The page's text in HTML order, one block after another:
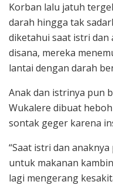
Korban lalu jatuh
darah hingga tak
diketahui saat istri dan
disana, mereka
lantai dengan darah
Anak dan istrinya pun
Wukalere dibuat
sontak geger karena
“Saat istri dan
untuk makanan
lagi mengerang